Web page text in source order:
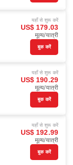
यहाँ से शुरू करें
US$ 179.03
मूल्य/यात्री
बुक करें
यहाँ से शुरू करें
US$ 190.29
मूल्य/यात्री
बुक करें
यहाँ से शुरू करें
US$ 192.99
मूल्य/यात्री
बुक करें